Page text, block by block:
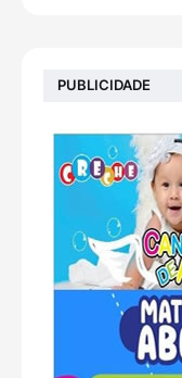
PUBLICIDADE